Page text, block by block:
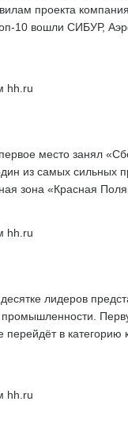
проекта
10 вошли СИБУР,
hh.ru
место занял
из самых сильных
зона «Красная
hh.ru
лидеров
в
hh.ru